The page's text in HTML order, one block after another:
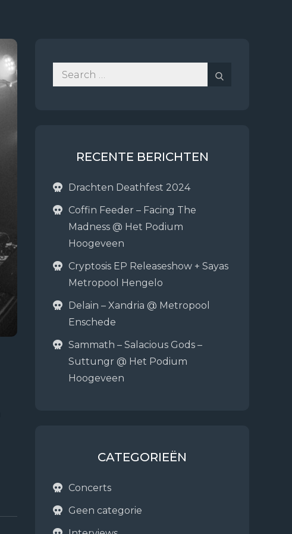
Search
for:
RECENTE BERICHTEN
Drachten Deathfest 2024
Coffin Feeder – Facing The
Madness @ Het Podium
Hoogeveen
Cryptosis EP Releaseshow + Sayas
Metropool Hengelo
Delain – Xandria @ Metropool
Enschede
Sammath – Salacious Gods –
Suttungr @ Het Podium
Hoogeveen
CATEGORIEËN
Concerts
Geen categorie